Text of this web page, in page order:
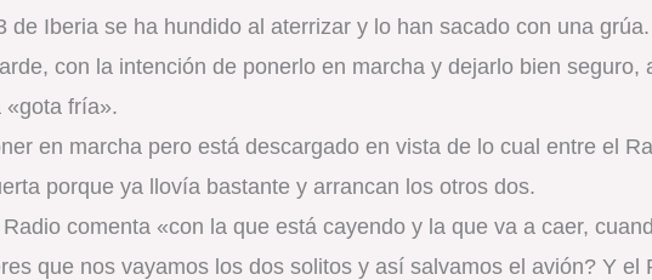
de Iberia se ha hundido al aterrizar y lo han sacado con una grúa.
con la intención de ponerlo en marcha y dejarlo bien
«gota fría».
en marcha pero está descargado en vista de lo cual entre el
porque ya llovía bastante y arrancan los otros dos.
comenta «con la que está cayendo y la que va a caer,
que nos vayamos los dos solitos y así salvamos el avión? Y